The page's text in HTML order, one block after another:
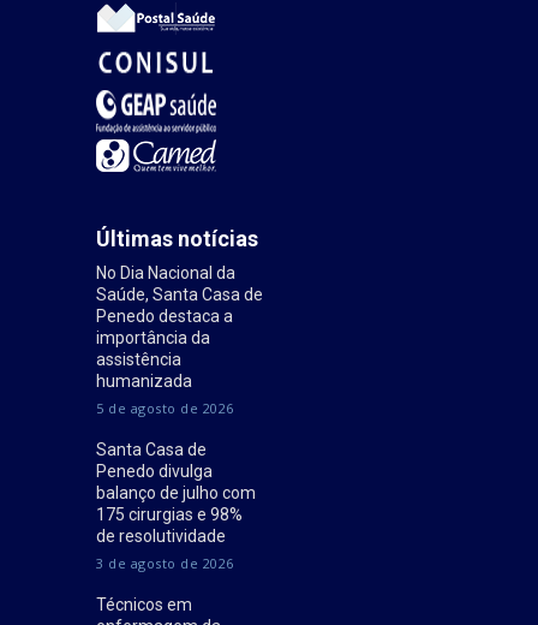
Últimas notícias
No Dia Nacional da
Saúde, Santa Casa de
Penedo destaca a
importância da
assistência
humanizada
5 de agosto de 2026
Santa Casa de
Penedo divulga
balanço de julho com
175 cirurgias e 98%
de resolutividade
3 de agosto de 2026
Técnicos em